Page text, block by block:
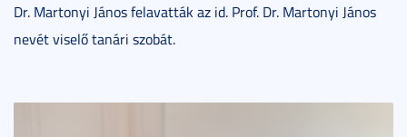
Dr. Martonyi János felavatták az id. Prof. Dr. Martonyi János
nevét viselő tanári szobát.